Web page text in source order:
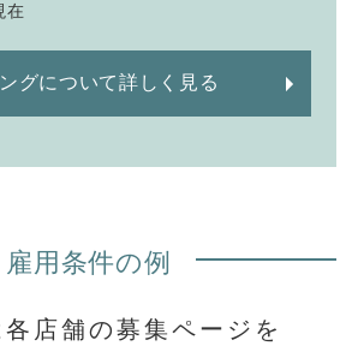
在
グについて詳しく見る
雇用条件の例
店舗の募集ページを